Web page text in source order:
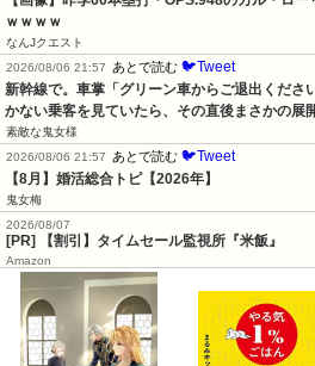
ｗｗｗｗ
なんJクエスト
2026/08/06 21:57
あとで読む 🐦Tweet
新幹線で。車掌「グリーン車からご退出くだ
かない乗客を見ていたら、その直後まさかの展
素敵な鬼女様
2026/08/06 21:57
あとで読む 🐦Tweet
【8月】婚活総合トピ【2026年】
鬼女梅
2026/08/07
[PR] 【割引】タイムセール監視所『米飯』
Amazon